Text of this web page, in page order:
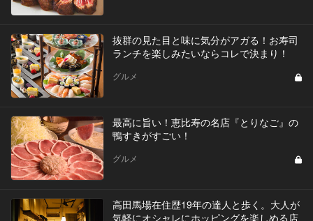
抜群の見た目と味に気分がアガる！お寿司
ランチを楽しみたいならコレで決まり！
グルメ
最高に旨い！恵比寿の名店『とりなご』の
鴨すきがすごい！
グルメ
高田馬場在住歴19年の達人と歩く。大人が
気軽にオシャレにホッピングを楽しめる店